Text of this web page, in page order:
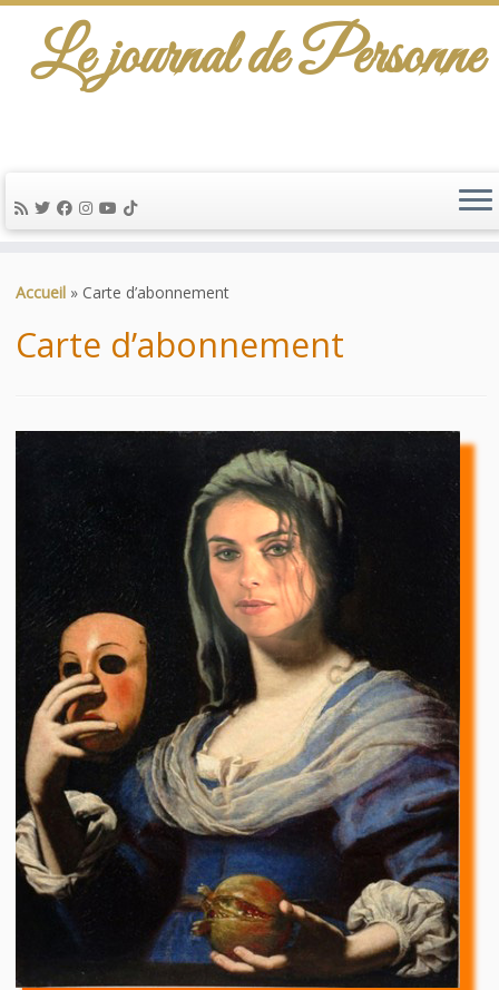
au
Le journal de Personne
Accueil » Carte d’abonnement
Carte d’abonnement